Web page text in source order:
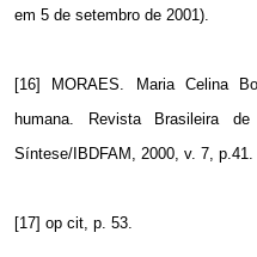
em 5 de setembro de 2001).
[16] MORAES. Maria Celina
humana. Revista Brasileira
Síntese/IBDFAM, 2000, v. 7, p.41.
[17] op cit, p. 53.